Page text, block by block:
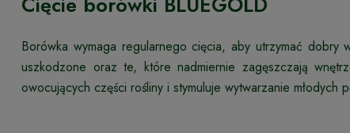
Borówka wymaga regularnego cięcia, aby utrzymać
uszkodzone oraz te, które nadmiernie zagęszczają
owocujących części rośliny i stymuluje wytwarzanie